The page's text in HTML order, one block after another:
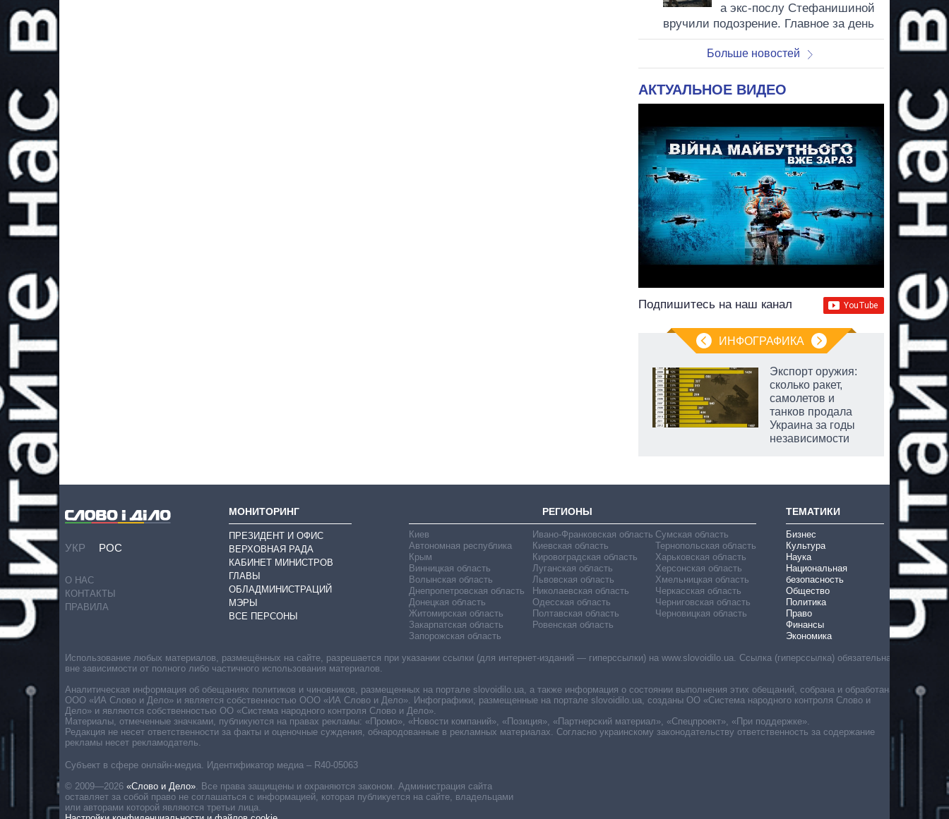
а экс-послу Стефанишиной
вручили подозрение. Главное за день
Больше новостей
АКТУАЛЬНОЕ ВИДЕО
Подпишитесь на наш канал
ИНФОГРАФИКА
Экспорт оружия:
сколько ракет,
самолетов и
танков продала
Украина за годы
независимости
УКР РОС
О НАС
КОНТАКТЫ
ПРАВИЛА
МОНИТОРИНГ
ПРЕЗИДЕНТ И ОФИС
ВЕРХОВНАЯ РАДА
КАБИНЕТ МИНИСТРОВ
ГЛАВЫ
ОБЛАДМИНИСТРАЦИЙ
МЭРЫ
ВСЕ ПЕРСОНЫ
РЕГИОНЫ
Киев
Автономная республика
Крым
Винницкая область
Волынская область
Днепропетровская область
Донецкая область
Житомирская область
Закарпатская область
Запорожская область
Ивано-Франковская область
Киевская область
Кировоградская область
Луганская область
Львовская область
Николаевская область
Одесская область
Полтавская область
Ровенская область
Сумская область
Тернопольская область
Харьковская область
Херсонская область
Хмельницкая область
Черкасская область
Черниговская область
Черновицкая область
ТЕМАТИКИ
Бизнес
Культура
Наука
Национальная
безопасность
Общество
Политика
Право
Финансы
Экономика
Субъект в сфере онлайн-медиа. Идентификатор медиа – R40-05063
© 2009—2026 «Слово и Дело»
Все права защищены и охраняются законом. Администрация сайта
оставляет за собой право не соглашаться с информацией, которая публикуется на сайте, владельцами
или авторами которой являются третьи лица.
Использование любых материалов, размещённых на сайте, разрешается при указании ссылки (для интернет-изданий — гиперссылки) на www.slovoidilo.ua. Ссылка (гиперссылка) обязательна
вне зависимости от полного либо частичного использования материалов.
Аналитическая информация об обещаниях политиков и чиновников, размещенных на портале slovoidilo.ua, а также информация о состоянии выполнения этих обещаний, собрана и обработана
ООО «ИА Слово и Дело» и является собственностью ООО «ИА Слово и Дело». Инфографики, размещенные на портале slovoidilo.ua, созданы ОО «Система народного контроля Слово и
Дело» и являются собственностью ОО «Система народного контроля Слово и Дело».
Материалы, отмеченные значками, публикуются на правах рекламы: «Промо», «Новости компаний», «Позиция», «Партнерский материал», «Спецпроект», «При поддержке».
Редакция не несет ответственности за факты и оценочные суждения, обнародованные в рекламных материалах. Согласно украинскому законодательству ответственность за содержание
рекламы несет рекламодатель.